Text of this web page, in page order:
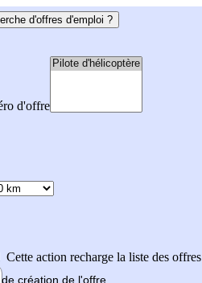
d'offres d'emploi ?
d'offre
Cette action recharge la liste des offres
création de l'offre